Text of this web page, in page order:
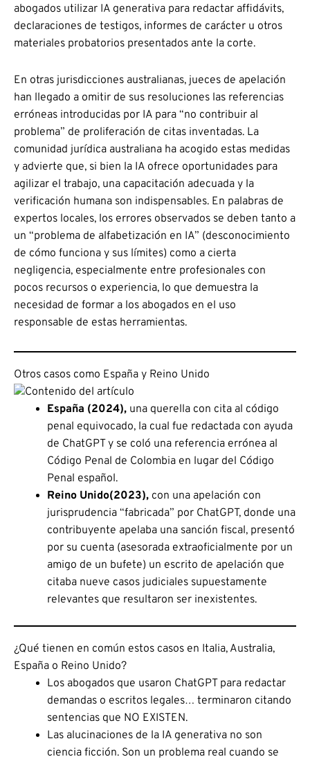
abogados utilizar IA generativa para redactar affidávits,
declaraciones de testigos, informes de carácter u otros
materiales probatorios presentados ante la corte.
En otras jurisdicciones australianas, jueces de apelación
han llegado a omitir de sus resoluciones las referencias
erróneas introducidas por IA para “no contribuir al
problema” de proliferación de citas inventadas. La
comunidad jurídica australiana ha acogido estas medidas
y advierte que, si bien la IA ofrece oportunidades para
agilizar el trabajo, una capacitación adecuada y la
verificación humana son indispensables. En palabras de
expertos locales, los errores observados se deben tanto a
un “problema de alfabetización en IA” (desconocimiento
de cómo funciona y sus límites) como a cierta
negligencia, especialmente entre profesionales con
pocos recursos o experiencia, lo que demuestra la
necesidad de formar a los abogados en el uso
responsable de estas herramientas.
Otros casos como España y Reino Unido
España (2024), una querella con cita al código
penal equivocado, la cual fue redactada con ayuda
de ChatGPT y se coló una referencia errónea al
Código Penal de Colombia en lugar del Código
Penal español.
Reino Unido(2023), con una apelación con
jurisprudencia “fabricada” por ChatGPT, donde una
contribuyente apelaba una sanción fiscal, presentó
por su cuenta (asesorada extraoficialmente por un
amigo de un bufete) un escrito de apelación que
citaba nueve casos judiciales supuestamente
relevantes que resultaron ser inexistentes.
¿Qué tienen en común estos casos en Italia, Australia,
España o Reino Unido?
Los abogados que usaron ChatGPT para redactar
demandas o escritos legales… terminaron citando
sentencias que NO EXISTEN.
Las alucinaciones de la IA generativa no son
ciencia ficción. Son un problema real cuando se